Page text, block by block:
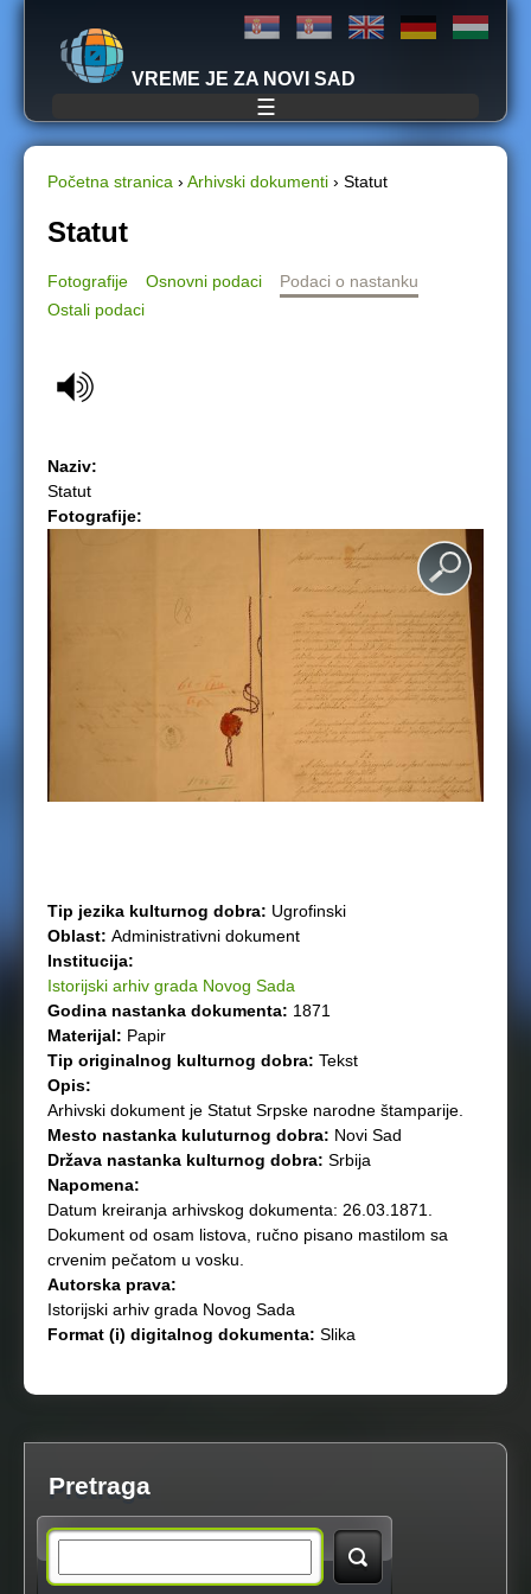
Jump to navigation
VREME JE ZA NOVI SAD
☰
Y
o
u
e
h
Početna stranica › Arhivski dokumenti › Statut
Statut
Fotografije Osnovni podaci
Podaci o nastanku
Ostali podaci
Naziv:
Statut
Fotografije:
Tip jezika kulturnog dobra: Ugrofinski
Oblast: Administrativni dokument
Institucija:
Istorijski arhiv grada Novog Sada
Godina nastanka dokumenta: 1871
Materijal: Papir
Tip originalnog kulturnog dobra: Tekst
Opis:
Arhivski dokument je Statut Srpske narodne štamparije.
Mesto nastanka kuluturnog dobra: Novi Sad
Država nastanka kulturnog dobra: Srbija
Napomena:
Datum kreiranja arhivskog dokumenta: 26.03.1871.
Dokument od osam listova, ručno pisano mastilom sa
crvenim pečatom u vosku.
Autorska prava:
Istorijski arhiv grada Novog Sada
Format (i) digitalnog dokumenta: Slika
Pretraga